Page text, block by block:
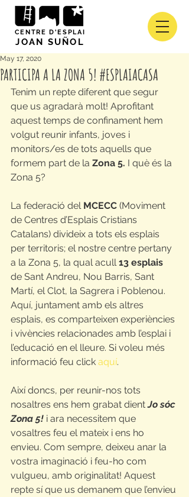
CENTRE D'ESPLAI
JOAN SUÑOL
PARTICIPA A LA ZONA 5! #ESPLAIACASA
May 17, 2020
Tenim un repte diferent que segur
que us agradarà molt! Aprofitant
aquest temps de confinament hem
volgut reunir infants, joves i
monitors/es de tots aquells que
formem part de la Zona 5. I què és la
Zona 5?
La federació del MCECC (Moviment
de Centres d’Esplais Cristians
Catalans) divideix a tots els esplais
per territoris; el nostre centre pertany
a la Zona 5, la qual acull 13 esplais
de Sant Andreu, Nou Barris, Sant
Martí, el Clot, la Sagrera i Poblenou.
Aquí, juntament amb els altres
esplais, es comparteixen experiències
i vivències relacionades amb l’esplai i
l’educació en el lleure. Si voleu més
informació feu click aquí.
Així doncs, per reunir-nos tots
nosaltres ens hem grabat dient Jo sóc
Zona 5! i ara necessitem que
vosaltres feu el mateix i ens ho
envieu. Com sempre, deixeu anar la
vostra imaginació i feu-ho com
vulgueu, amb originalitat! Aquest
repte sí que us demanem que l’envieu